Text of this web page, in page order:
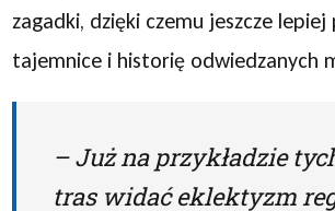
zagadki, dzięki czemu jeszcze
tajemnice i historię odwiedzanych
– Już na przykładzie
tras widać eklektyzm